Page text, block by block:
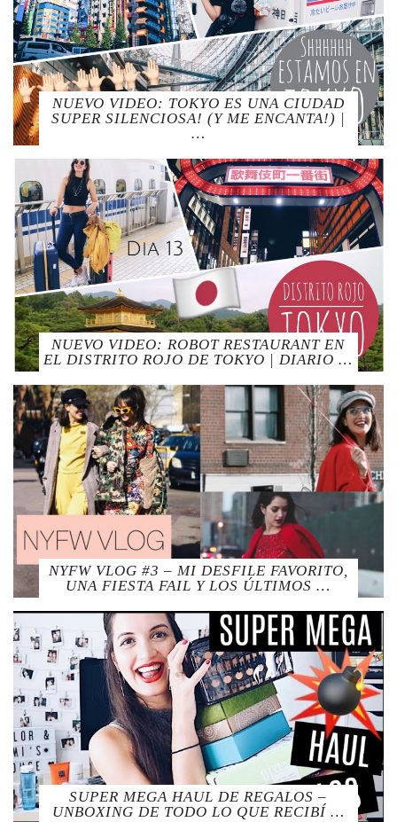
NUEVO VIDEO: TOKYO ES UNA CIUDAD
SUPER SILENCIOSA! (Y ME ENCANTA!) |
…
NUEVO VIDEO: ROBOT RESTAURANT EN
EL DISTRITO ROJO DE TOKYO | DIARIO …
NYFW VLOG #3 – MI DESFILE FAVORITO,
UNA FIESTA FAIL Y LOS ÚLTIMOS …
SUPER MEGA HAUL DE REGALOS –
UNBOXING DE TODO LO QUE RECIBÍ …